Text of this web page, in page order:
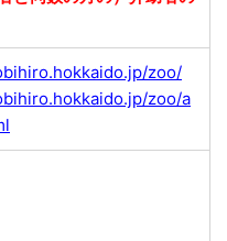
zoo/
zoo/a